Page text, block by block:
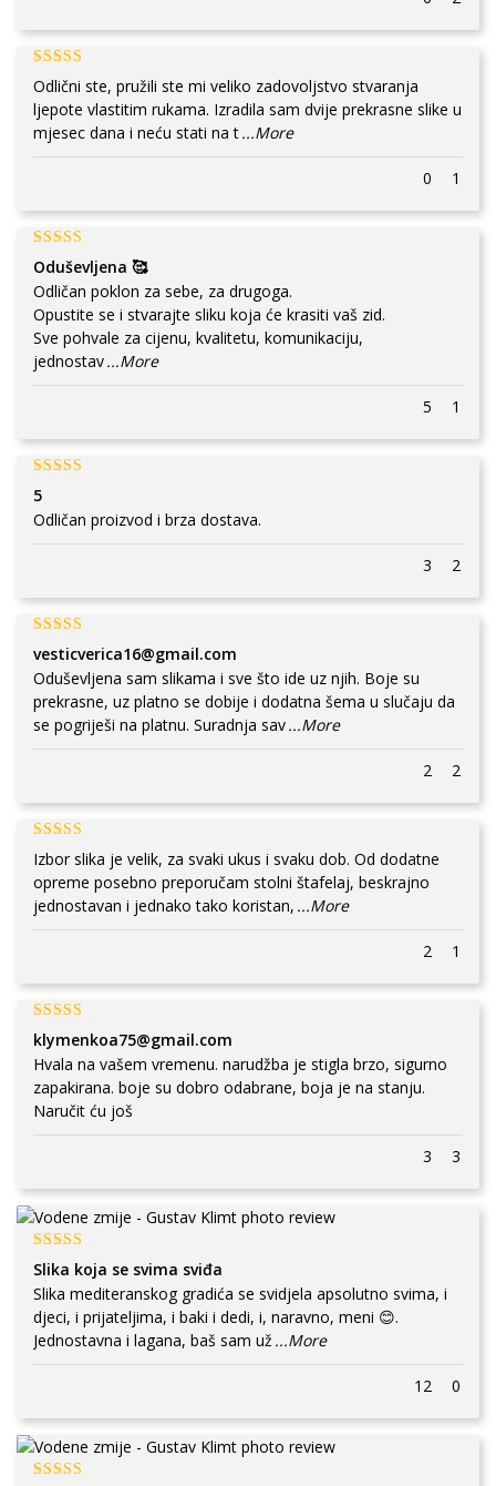
Odlični ste, pružili ste mi veliko zadovoljstvo stvaranja
ljepote vlastitim rukama. Izradila sam dvije prekrasne slike u
mjesec dana i neću stati na t...More
0 1
Oduševljena 🥰
Odličan poklon za sebe, za drugoga.
Opustite se i stvarajte sliku koja će krasiti vaš zid.
Sve pohvale za cijenu, kvalitetu, komunikaciju,
jednostav...More
5 1
5
Odličan proizvod i brza dostava.
3 2
vesticverica16@gmail.com
Oduševljena sam slikama i sve što ide uz njih. Boje su
prekrasne, uz platno se dobije i dodatna šema u slučaju da
se pogriješi na platnu. Suradnja sav...More
2 2
Izbor slika je velik, za svaki ukus i svaku dob. Od dodatne
opreme posebno preporučam stolni štafelaj, beskrajno
jednostavan i jednako tako koristan, ...More
2 1
klymenkoa75@gmail.com
Hvala na vašem vremenu. narudžba je stigla brzo, sigurno
zapakirana. boje su dobro odabrane, boja je na stanju.
Naručit ću još
3 3
Slika koja se svima sviđa
Slika mediteranskog gradića se svidjela apsolutno svima, i
djeci, i prijateljima, i baki i dedi, i, naravno, meni 😊.
Jednostavna i lagana, baš sam už ...More
12 0